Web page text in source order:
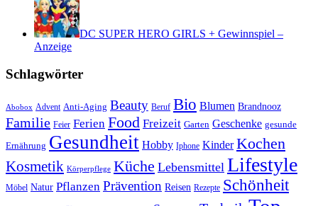
DC SUPER HERO GIRLS + Gewinnspiel –
Anzeige
Schlagwörter
Abobox Advent Anti-Aging Beauty Beruf Bio Blumen Brandnooz
Familie Feier Ferien Food Freizeit Garten Geschenke gesunde
Ernährung Gesundheit Hobby Iphone Kinder Kochen
Kosmetik Körperpflege Küche Lebensmittel Lifestyle
Möbel Natur Pflanzen Prävention Reisen Rezepte Schönheit